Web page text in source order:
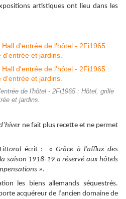
artistiques ont lieu dans les
de l'hôtel - 2Fi1965 : Hôtel, grille
et jardins.
ne fait plus recette et ne permet
écrit : «Grâce à l’afflux des
saison 1918-19 a réservé aux hôtels
».
les biens allemands séquestrés.
acquéreur de l’ancien domaine de